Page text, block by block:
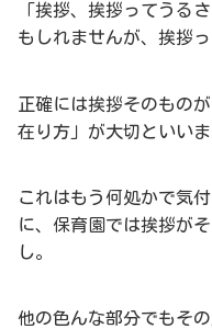
「挨拶、挨拶ってうる
もしれませんが、挨拶
正確には挨拶そのもの
在り方」が大切といいま
これはもう何処かで気
に、保育園では挨拶が
し。
他の色んな部分でもそ